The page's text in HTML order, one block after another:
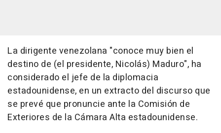
La dirigente venezolana "conoce muy bien el
destino de (el presidente, Nicolás) Maduro", ha
considerado el jefe de la diplomacia
estadounidense, en un extracto del discurso que
se prevé que pronuncie ante la Comisión de
Exteriores de la Cámara Alta estadounidense.